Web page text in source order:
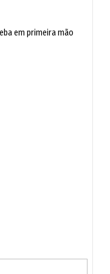
gratuitas para
/ Instagram da
em primeira mão